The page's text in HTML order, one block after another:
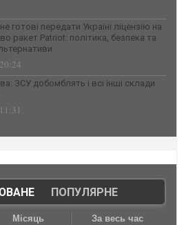
готові передати Україні ліцензію на
ракет Patriot: політика, безпека та
ЗСУ добомблять і всі інші склади
| ПОПУЛЯРНЕ
Місяць За весь час